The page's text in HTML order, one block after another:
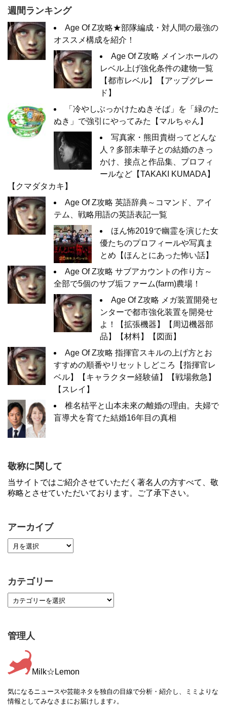
週間ランキング
Age Of Z攻略★部隊編成・対人間の最強の
オススメ構成を紹介！
Age Of Z攻略 メインホールの
レベル上げ強化条件の建物一覧
【都市レベル】【アップグレー
ド】
「冷やしぶっかけたぬきそば」を「緑のた
ぬき」で強引にやってみた【マルちゃん】
写真家・熊田貴樹ってどんな
人？多部未華子との結婚のきっ
かけ、接点と作品集、プロフィ
ールなど【TAKAKI KUMADA】
【クマダタカキ】
Age Of Z攻略 英語辞典～コマンド、アイ
テム、戦略用語の英語表記一覧
ほん怖2019で幽霊を演じた女
優たちのプロフィールや写真ま
とめ【ほんとにあった怖い話】
Age Of Z攻略 サブアカウントの作り方～
全部で5個のサブ垢ファーム(farm)農場！
Age Of Z攻略 メガ装置開発セ
ンターで都市強化装置を開発せ
よ！【拡張機器】【周辺機器部
品】【材料】【図面】
Age Of Z攻略 指揮官スキルの上げ方とお
すすめの順番やリセットしどころ【指揮官レ
ベル】【キャラクター経験値】【戦場救急】
【スレイ】
椎名桔平と山本未來の離婚の理由。夫婦で
盲導犬を育てた結婚16年目の真相
敬称に関して
当サイトではご紹介させていただく著名人の方すべて、敬
称略とさせていただいております。ご了承下さい。
アーカイブ
カテゴリー
管理人
Milk☆Lemon
気になるニュースや芸能ネタを独自の目線で分析・紹介し、ミミよりな
情報としてみなさまにお届けします♪。